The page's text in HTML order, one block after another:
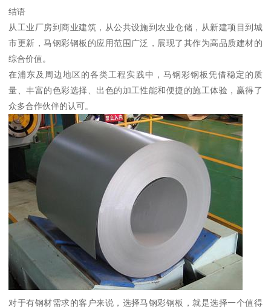
结语
从工业厂房到商业建筑，从公共设施到农业仓储，从新建项目到城
市更新，马钢彩钢板的应用范围广泛，展现了其作为高品质建材的
综合价值。
在浦东及周边地区的各类工程实践中，马钢彩钢板凭借稳定的质
量、丰富的色彩选择、出色的加工性能和便捷的施工体验，赢得了
众多合作伙伴的认可。
对于有钢材需求的客户来说，选择马钢彩钢板，就是选择一个值得